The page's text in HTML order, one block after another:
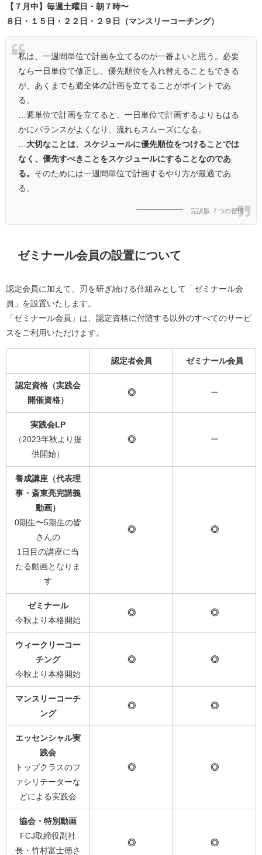
【７月中】毎週土曜日・朝７時〜
８日・１５日・２２日・２９日（マンスリーコーチング）
私は、一週間単位で計画を立てるのが一番よいと思う。必要
なら一日単位で修正し、優先順位を入れ替えることもできる
が、あくまでも週全体の計画を立てることがポイントであ
る。
…週単位で計画を立てると、一日単位で計画するよりもはる
かにバランスがよくなり、流れもスムーズになる。
大切なことは、スケジュールに優先順位をつけることでは
なく、優先すべきことをスケジュールにすることなのであ
る。 そのためには一週間単位で計画するやり方が最適であ
る。
完訳版 ７つの習慣
ゼミナール会員の設置について
認定会員に加えて、刃を研ぎ続ける仕組みとして「ゼミナール会
員」を設置いたします。
「ゼミナール会員」は、認定資格に付随する以外のすべてのサービ
スをご利用いただけます。
認定者会員 ゼミナール会員
認定資格（実践会
開催資格）
◎ ー
実践会LP
（2023年秋より提
供開始）
◎ ー
養成講座（代表理
事・斎東亮完講義
動画）
0期生〜5期生の皆
さんの
1日目の講座に当
たる動画となりま
す
◎ ◎
ゼミナール
今秋より本格開始
◎ ◎
ウィークリーコー
チング
今秋より本格開始
◎ ◎
マンスリーコーチ
ング
◎ ◎
エッセンシャル実
践会
トップクラスのフ
ァシリテーターな
どによる実践会
◎ ◎
協会・特別動画
FCJ取締役副社
長・竹村富士徳さ
◎ ◎